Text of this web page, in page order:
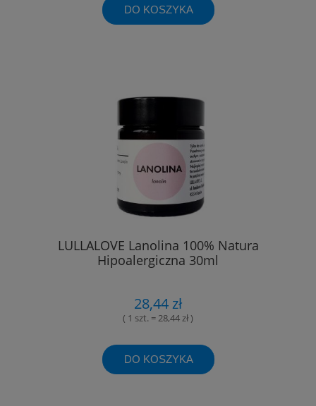
DO KOSZYKA
LULLALOVE Lanolina 100% Natura
Hipoalergiczna 30ml
28,44 zł
( 1 szt. = 28,44 zł )
DO KOSZYKA